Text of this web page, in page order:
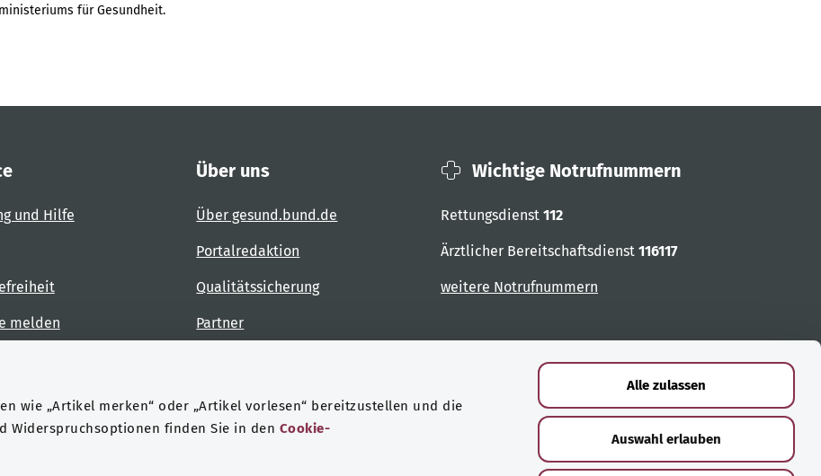
wie „Artikel merken“ oder „Artikel vorlesen“ bereitzustellen und die
Widerspruchsoptionen finden Sie in den Cookie-
Alle zulassen
Auswahl erlauben
für Gesundheit.
und Hilfe
melden
Über uns
Über gesund.bund.de
Portalredaktion
Qualitätssicherung
Partner
Wichtige Notrufnummern
Rettungsdienst 112
Ärztlicher Bereitschaftsdienst 116117
weitere Notrufnummern